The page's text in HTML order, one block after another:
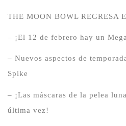
THE MOON BOWL REGRESA
– ¡El 12 de febrero hay un
– Nuevos aspectos de
Spike
– ¡Las máscaras de la pelea
última vez!